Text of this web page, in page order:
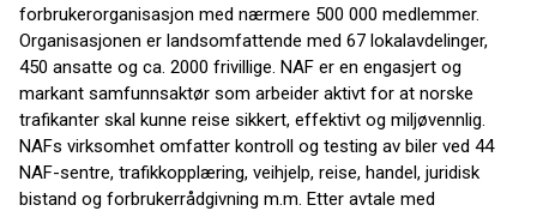
forbrukerorganisasjon med nærmere 500 000 medlemmer.
Organisasjonen er landsomfattende med 67 lokalavdelinger,
450 ansatte og ca. 2000 frivillige. NAF er en engasjert og
markant samfunnsaktør som arbeider aktivt for at norske
trafikanter skal kunne reise sikkert, effektivt og miljøvennlig.
NAFs virksomhet omfatter kontroll og testing av biler ved 44
NAF-sentre, trafikkopplæring, veihjelp, reise, handel, juridisk
bistand og forbrukerrådgivning m.m. Etter avtale med